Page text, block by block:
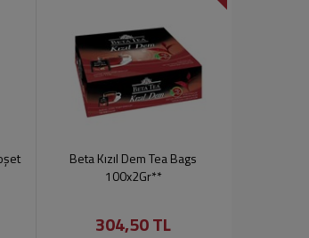
Beta Kızıl Dem Tea Bags
100x2Gr**
304,50 TL